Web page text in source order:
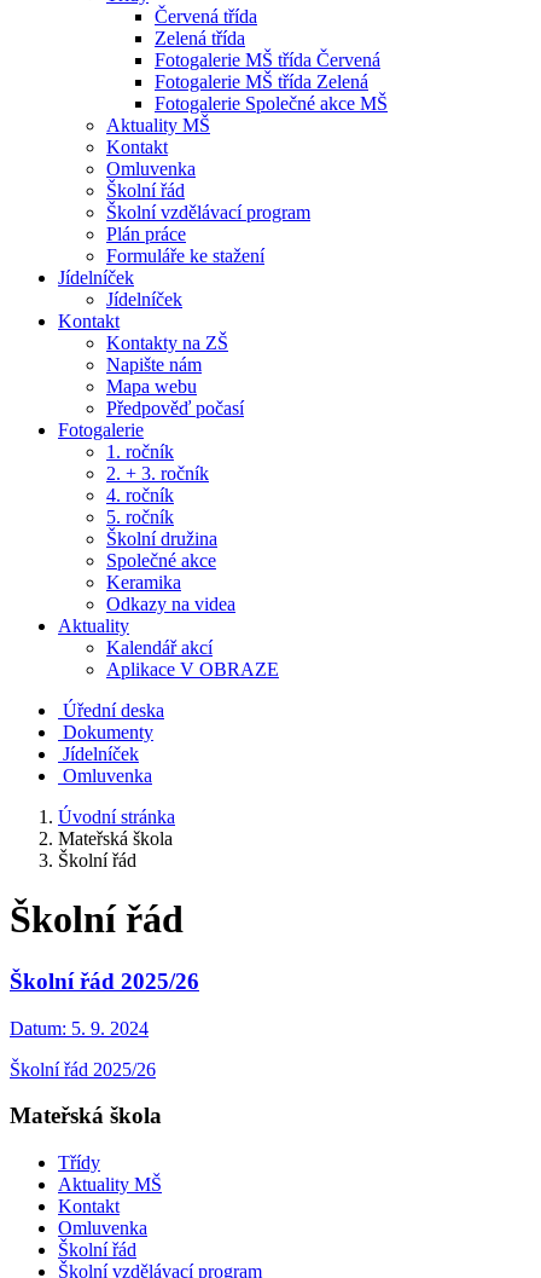
Červená třída
Zelená třída
Fotogalerie MŠ třída Červená
Fotogalerie MŠ třída Zelená
Fotogalerie Společné akce MŠ
Aktuality MŠ
Kontakt
Omluvenka
Školní řád
Školní vzdělávací program
Plán práce
Formuláře ke stažení
Jídelníček
Jídelníček
Kontakt
Kontakty na ZŠ
Napište nám
Mapa webu
Předpověď počasí
Fotogalerie
1. ročník
2. + 3. ročník
4. ročník
5. ročník
Školní družina
Společné akce
Keramika
Odkazy na videa
Aktuality
Kalendář akcí
Aplikace V OBRAZE
Úřední deska
Dokumenty
Jídelníček
Omluvenka
Úvodní stránka
Mateřská škola
Školní řád
Školní řád
Školní řád 2025/26
Datum: 5. 9. 2024
Školní řád 2025/26
Mateřská škola
Třídy
Aktuality MŠ
Kontakt
Omluvenka
Školní řád
Školní vzdělávací program